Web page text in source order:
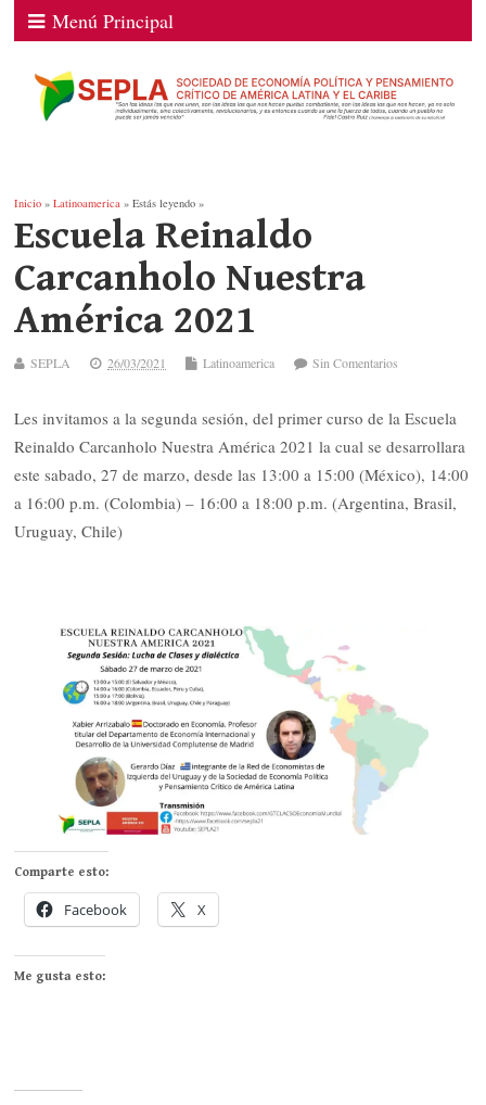
Menú Principal
Inicio »Latinoamerica » Estás leyendo »
Escuela Reinaldo
Carcanholo Nuestra
América 2021
SEPLA 26/03/2021 Latinoamerica Sin Comentarios
Les invitamos a la segunda sesión, del primer curso de la Escuela
Reinaldo Carcanholo Nuestra América 2021 la cual se desarrollara
este sabado, 27 de marzo, desde las 13:00 a 15:00 (México), 14:00
a 16:00 p.m. (Colombia) – 16:00 a 18:00 p.m. (Argentina, Brasil,
Uruguay, Chile)
Comparte esto:
Facebook X
Me gusta esto: